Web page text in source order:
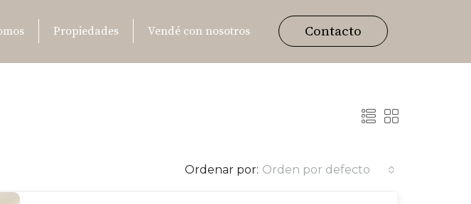
Propiedades Vendé con nosotros Contacto
Ordenar por: Orden por defecto